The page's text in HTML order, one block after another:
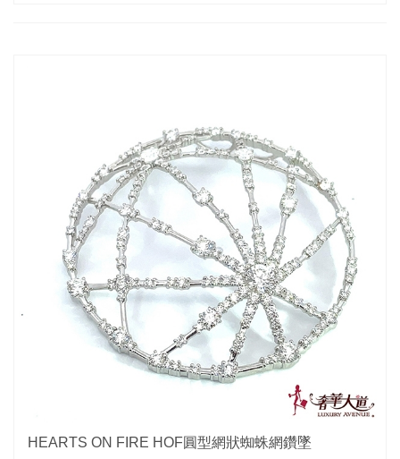
HEARTS ON FIRE HOF圓型網狀蜘蛛網鑽墜